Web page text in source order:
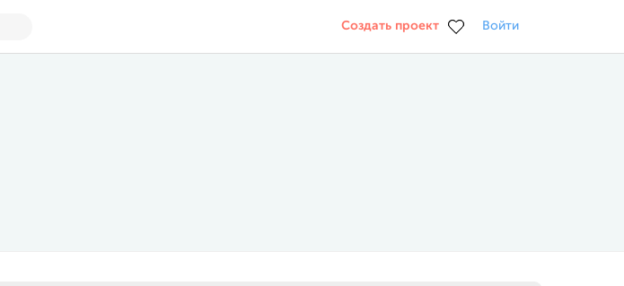
Создать проект Войти